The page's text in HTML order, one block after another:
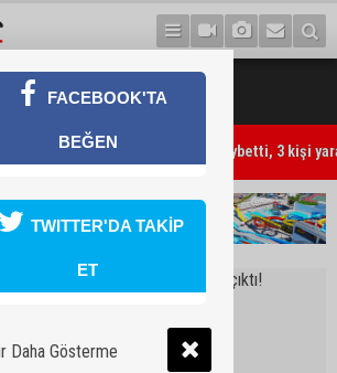
FETÖ’cü bakın kim çıktı!
yaşındaki Turan Obalı hayatını kaybetti, 3 kişi
FACEBOOK'TA
BEĞEN
TWITTER'DA TAKİP
ET
Daha Gösterme